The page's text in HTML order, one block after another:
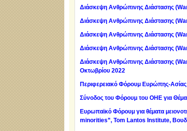
Διάσκεψη Ανθρώπινης Διάστασης
Διάσκεψη Ανθρώπινης Διάστασης
Διάσκεψη Ανθρώπινης Διάστασης
Διάσκεψη Ανθρώπινης Διάστασης
Διάσκεψη Ανθρώπινης Διάστασης
Οκτωβρίου 2022
Περιφερειακό Φόρουμ Ευρώπης-Ασίας
Σύνοδος του Φόρουμ του ΟΗΕ για
Ευρωπαϊκό Φόρουμ για θέματα
minorities”, Tom Lantos Institute,